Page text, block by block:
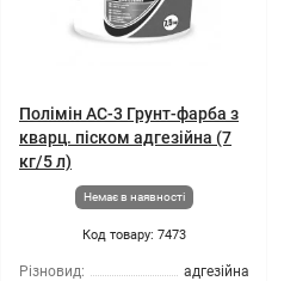
Полімін АС-3 Грунт-фарба з
кварц. піском адгезійна (7
кг/5 л)
Немає в наявності
Код товару: 7473
Різновид:
адгезійна